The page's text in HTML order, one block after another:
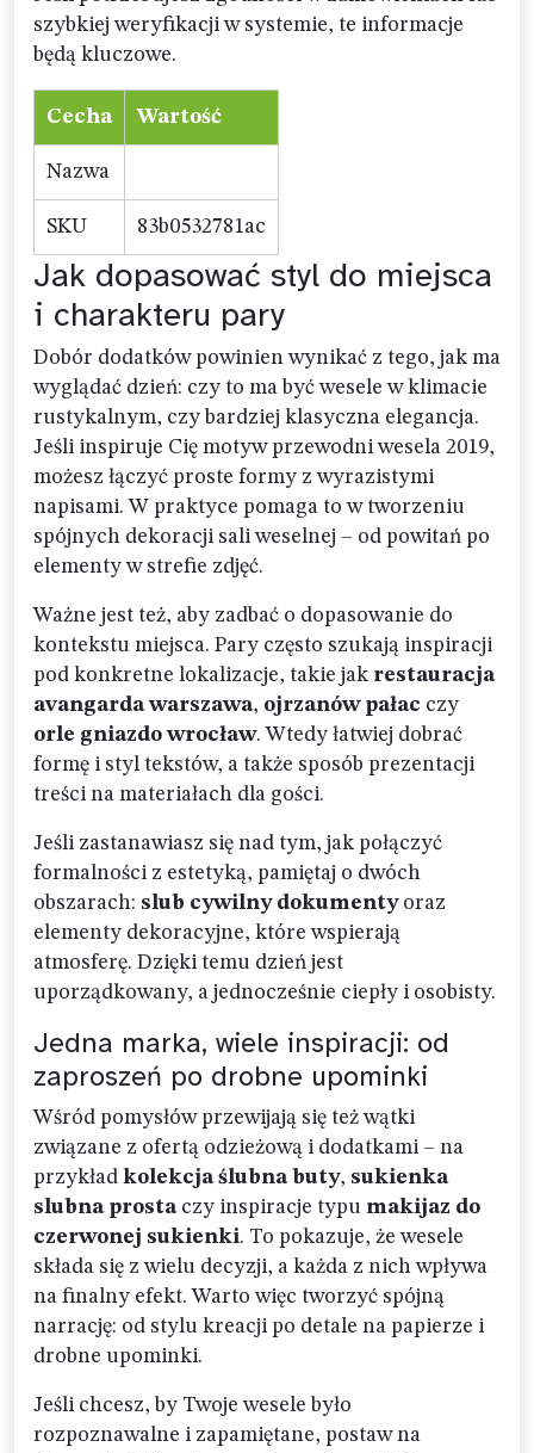
szybkiej weryfikacji w systemie, te informacje
będą kluczowe.
Cecha Wartość
Nazwa
SKU 83b0532781ac
Jak dopasować styl do miejsca
i charakteru pary
Dobór dodatków powinien wynikać z tego, jak ma
wyglądać dzień: czy to ma być wesele w klimacie
rustykalnym, czy bardziej klasyczna elegancja.
Jeśli inspiruje Cię motyw przewodni wesela 2019,
możesz łączyć proste formy z wyrazistymi
napisami. W praktyce pomaga to w tworzeniu
spójnych dekoracji sali weselnej – od powitań po
elementy w strefie zdjęć.
Ważne jest też, aby zadbać o dopasowanie do
kontekstu miejsca. Pary często szukają inspiracji
pod konkretne lokalizacje, takie jak restauracja
avangarda warszawa, ojrzanów pałac czy
orle gniazdo wrocław. Wtedy łatwiej dobrać
formę i styl tekstów, a także sposób prezentacji
treści na materiałach dla gości.
Jeśli zastanawiasz się nad tym, jak połączyć
formalności z estetyką, pamiętaj o dwóch
obszarach: slub cywilny dokumentyoraz
elementy dekoracyjne, które wspierają
atmosferę. Dzięki temu dzień jest
uporządkowany, a jednocześnie ciepły i osobisty.
Jedna marka, wiele inspiracji: od
zaproszeń po drobne upominki
Wśród pomysłów przewijają się też wątki
związane z ofertą odzieżową i dodatkami – na
przykład kolekcja ślubna buty, sukienka
slubna prostaczy inspiracje typu makijaz do
czerwonej sukienki. To pokazuje, że wesele
składa się z wielu decyzji, a każda z nich wpływa
na finalny efekt. Warto więc tworzyć spójną
narrację: od stylu kreacji po detale na papierze i
drobne upominki.
Jeśli chcesz, by Twoje wesele było
rozpoznawalne i zapamiętane, postaw na